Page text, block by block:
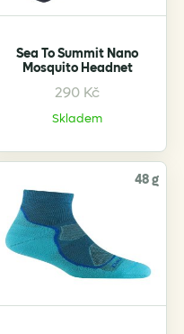
on
product
page
Sea To Summit Nano
Mosquito Headnet
290 Kč
Skladem
48 g